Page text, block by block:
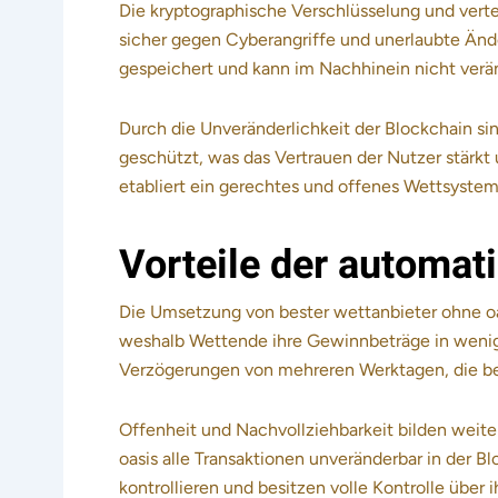
Die kryptographische Verschlüsselung und
sicher gegen Cyberangriffe und unerlaubte
gespeichert und kann im Nachhinein nicht
Durch die Unveränderlichkeit der Blockchain
geschützt, was das Vertrauen der Nutzer
etabliert ein gerechtes und offenes
Vorteile der
Die Umsetzung von bester wettanbieter ohne
weshalb Wettende ihre Gewinnbeträge in
Verzögerungen von mehreren Werktagen, die
Offenheit und Nachvollziehbarkeit bilden
oasis alle Transaktionen unveränderbar in der
kontrollieren und besitzen volle Kontrolle über